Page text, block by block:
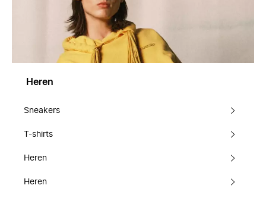
Heren
Sneakers
T-shirts
Heren
Heren